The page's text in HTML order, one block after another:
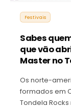
Festivais
Sabes
que vão
Master no
Os norte-
formados em
Tondela